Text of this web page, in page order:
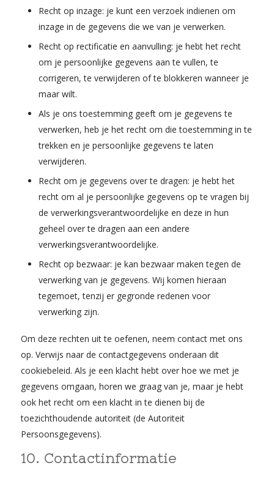
Recht op inzage: je kunt een verzoek indienen om
inzage in de gegevens die we van je verwerken.
Recht op rectificatie en aanvulling: je hebt het recht
om je persoonlijke gegevens aan te vullen, te
corrigeren, te verwijderen of te blokkeren wanneer je
maar wilt.
Als je ons toestemming geeft om je gegevens te
verwerken, heb je het recht om die toestemming in te
trekken en je persoonlijke gegevens te laten
verwijderen.
Recht om je gegevens over te dragen: je hebt het
recht om al je persoonlijke gegevens op te vragen bij
de verwerkingsverantwoordelijke en deze in hun
geheel over te dragen aan een andere
verwerkingsverantwoordelijke.
Recht op bezwaar: je kan bezwaar maken tegen de
verwerking van je gegevens. Wij komen hieraan
tegemoet, tenzij er gegronde redenen voor
verwerking zijn.
Om deze rechten uit te oefenen, neem contact met ons
op. Verwijs naar de contactgegevens onderaan dit
cookiebeleid. Als je een klacht hebt over hoe we met je
gegevens omgaan, horen we graag van je, maar je hebt
ook het recht om een klacht in te dienen bij de
toezichthoudende autoriteit (de Autoriteit
Persoonsgegevens).
10. Contactinformatie